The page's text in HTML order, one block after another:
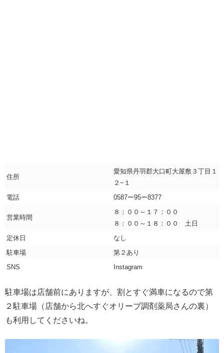
住所
愛知県丹羽郡大口町大屋敷３丁目１
２−１
電話
0587ー95ー8377
営業時間
８：００～１７：００
８：００～１８：００ 土日
定休日
なし
駐車場
第２あり
SNS
Instagram
駐車場は店舗前にありますが、割とすぐ満車になるので第
２駐車場（店舗から北へすぐオリーブ調剤薬局さんの裏）
も利用してくださいね。